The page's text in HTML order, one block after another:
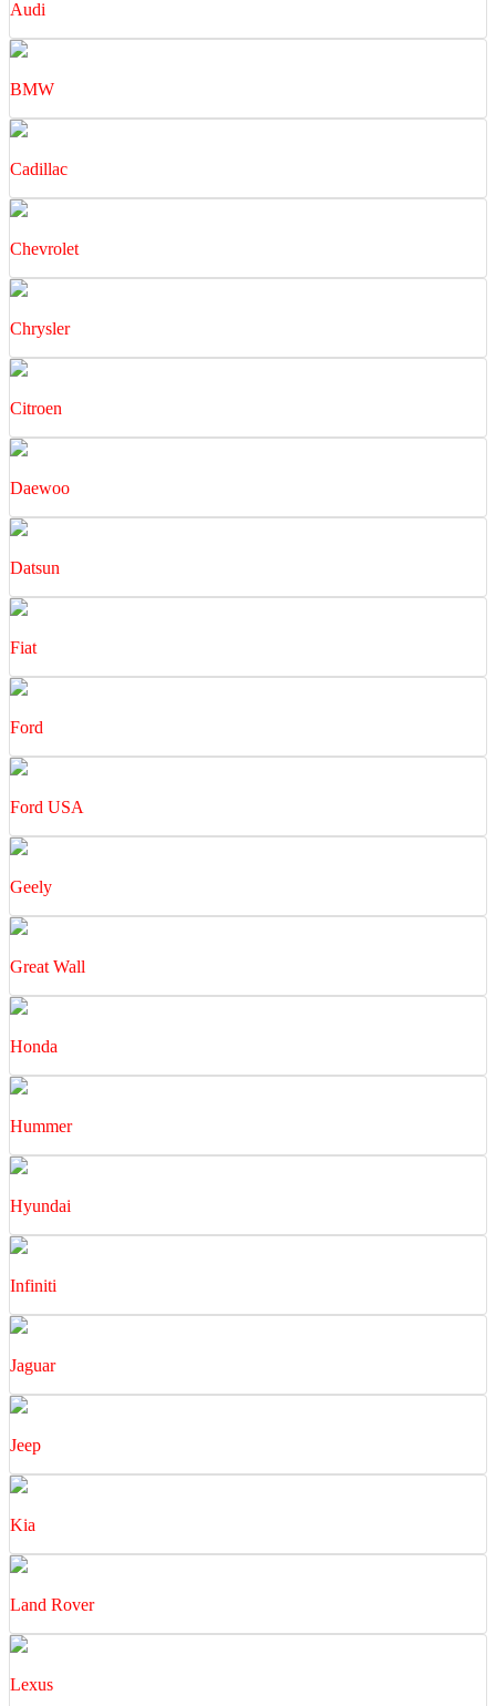
Audi
BMW
Cadillac
Chevrolet
Chrysler
Citroen
Daewoo
Datsun
Fiat
Ford
Ford USA
Geely
Great Wall
Honda
Hummer
Hyundai
Infiniti
Jaguar
Jeep
Kia
Land Rover
Lexus